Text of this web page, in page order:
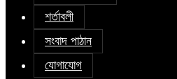
শর্তাবলী
সংবাদ পাঠান
যোগাযোগ